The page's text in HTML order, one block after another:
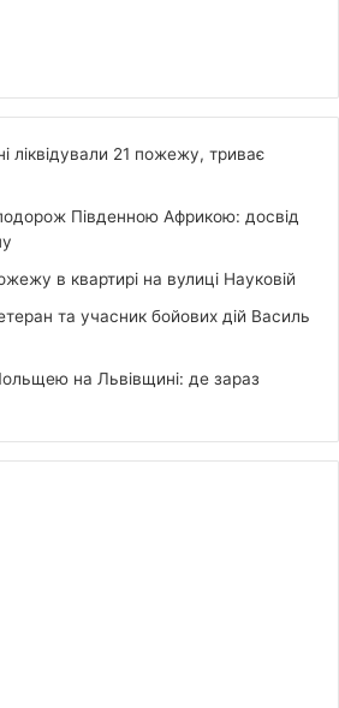
ліквідували 21 пожежу, триває
Південною Африкою: досвід
в квартирі на вулиці Науковій
та учасник бойових дій Василь
на Львівщині: де зараз